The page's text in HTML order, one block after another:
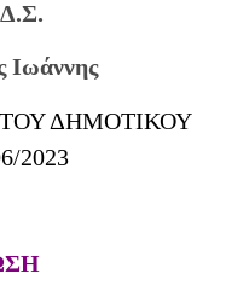
Ιωάννης
ΔΗΜΟΤΙΚΟΥ
2023